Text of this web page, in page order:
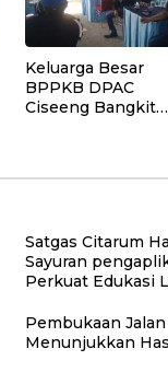
Keluarga Besar
BPPKB DPAC
Ciseeng Bangkit
Satgas Citarum
Sayuran
Perkuat Edukasi
Pembukaan
Menunjukkan